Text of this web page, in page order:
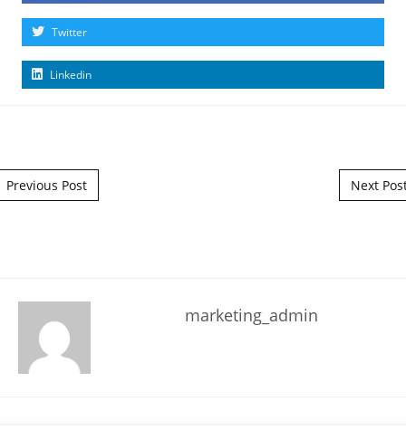
Twitter
Linkedin
navigation
Previous Post Next
marketing_admin